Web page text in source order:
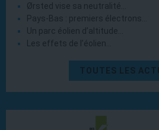
Ørsted vise sa neutralité…
Pays-Bas : premiers électrons…
Un parc éolien d’altitude…
Les effets de l’éolien…
TOUTES LES